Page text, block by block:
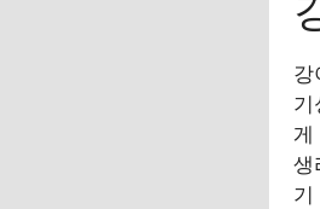
강
기
게
생
기